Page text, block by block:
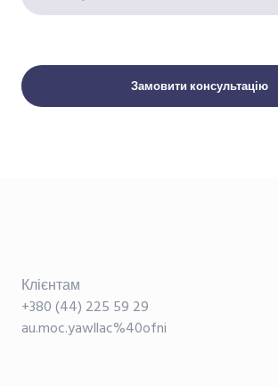
Замовити консультацію
Клієнтам
+380 (44) 225 59 29
au.moc.yawllac%40ofni